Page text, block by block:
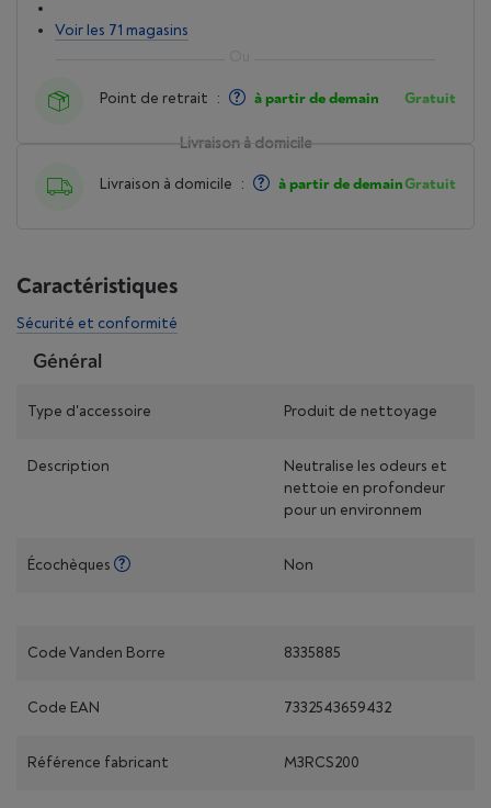
Livraison à domicile
Livraison à domicile : à partir de demainGratuit
Voir les 71 magasins
Point de retrait : à partir de demain Gratuit
Caractéristiques
Sécurité et conformité
Général
Type d'accessoire Produit de nettoyage
Description
Neutralise les odeurs et
nettoie en profondeur
pour un environnem
Écochèques Non
Code Vanden Borre 8335885
Code EAN 7332543659432
Référence fabricant M3RCS200